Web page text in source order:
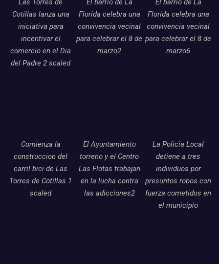
Las Torres de
Cotillas lanza una
iniciativa para
incentivar el
comercio en el Dia
del Padre 2 scaled
El barrio de La
Florida celebra una
convivencia vecinal
para celebrar el 8 de
marzo2
El barrio de La
Florida celebra una
convivencia vecinal
para celebrar el 8 de
marzo6
Comienza la
construccion del
carril bici de Las
Torres de Cotillas 1
scaled
El Ayuntamiento
torreno y el Centro
Las Flotas trabajan
en la lucha contra
las adicciones2
La Policia Local
detiene a tres
individuos por
presuntos robos con
fuerza cometidos en
el municipio